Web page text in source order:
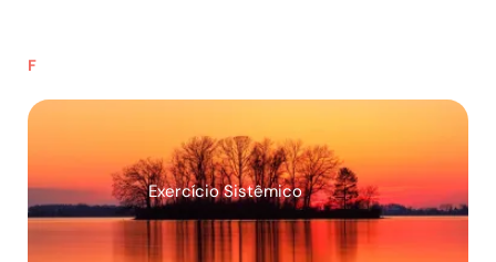
F
Exercício Sistêmico